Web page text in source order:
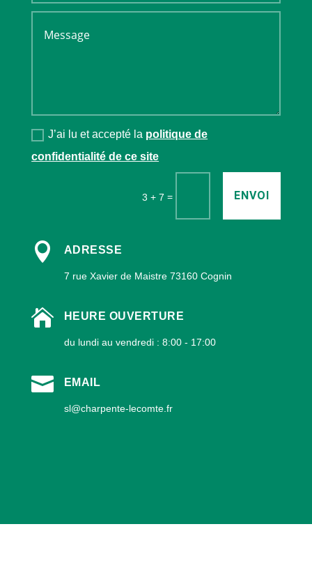
J’ai lu et accepté la politique de
confidentialité de ce site
3 + 7 = ENVOI
 ADRESSE
7 rue Xavier de Maistre 73160 Cognin
 HEURE OUVERTURE
du lundi au vendredi : 8:00 - 17:00
 EMAIL
sl@charpente-lecomte.fr